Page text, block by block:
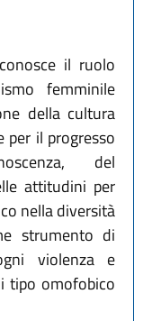
il ruolo
femminile
della cultura
per il progresso
del
attitudini per
nella diversità
strumento di
violenza e
tipo omofobico